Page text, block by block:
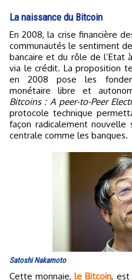
La naissance du Bitcoin
En 2008, la crise financière des subprimes renforce dans ces
communautés le sentiment
bancaire et du rôle de l’Etat
via le crédit. La proposition
en 2008 pose les
monétaire libre et
Bitcoins : A peer-to-Peer
protocole technique
façon radicalement nouvelle
centrale comme les banques.
Satoshi Nakamoto
Cette monnaie,le Bitcoin, est